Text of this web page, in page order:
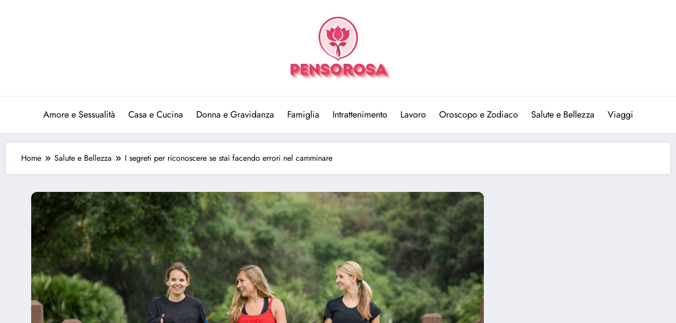
Amore e Sessualità Casa e Cucina Donna e Gravidanza Famiglia Intrattenimento Lavoro Oroscopo e Zodiaco Salute e Bellezza Viaggi
Home Salute e Bellezza I segreti per riconoscere se stai facendo errori nel camminare